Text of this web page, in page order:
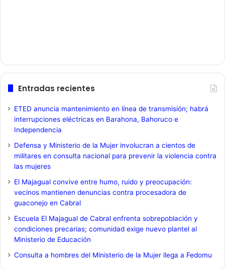
Entradas recientes
ETED anuncia mantenimiento en línea de transmisión; habrá
interrupciones eléctricas en Barahona, Bahoruco e
Independencia
Defensa y Ministerio de la Mujer involucran a cientos de
militares en consulta nacional para prevenir la violencia contra
las mujeres
El Majagual convive entre humo, ruido y preocupación:
vecinos mantienen denuncias contra procesadora de
guaconejo en Cabral
Escuela El Majagual de Cabral enfrenta sobrepoblación y
condiciones precarias; comunidad exige nuevo plantel al
Ministerio de Educación
Consulta a hombres del Ministerio de la Mujer llega a Fedomu